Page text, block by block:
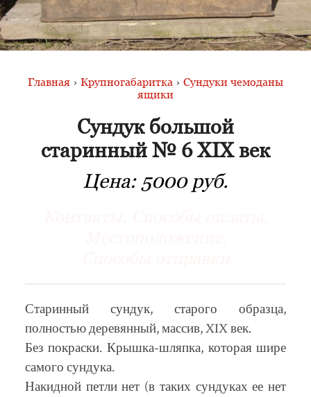
Главная › Крупногабаритка › Сундуки чемоданы
ящики
Сундук большой
старинный № 6 XIX век
Цена: 5000 руб.
Старинный сундук, старого образца,
полностью деревянный, массив, XIX век.
Без покраски. Крышка-шляпка, которая шире
самого сундука.
Накидной петли нет (в таких сундуках ее нет